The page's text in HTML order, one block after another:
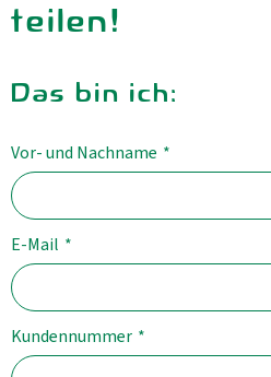
teilen!
Das bin ich:
Vor- und Nachname *
E-Mail *
Kundennummer *